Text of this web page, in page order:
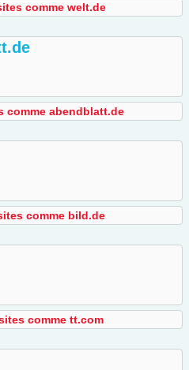
comme welt.de
comme abendblatt.de
comme bild.de
comme tt.com